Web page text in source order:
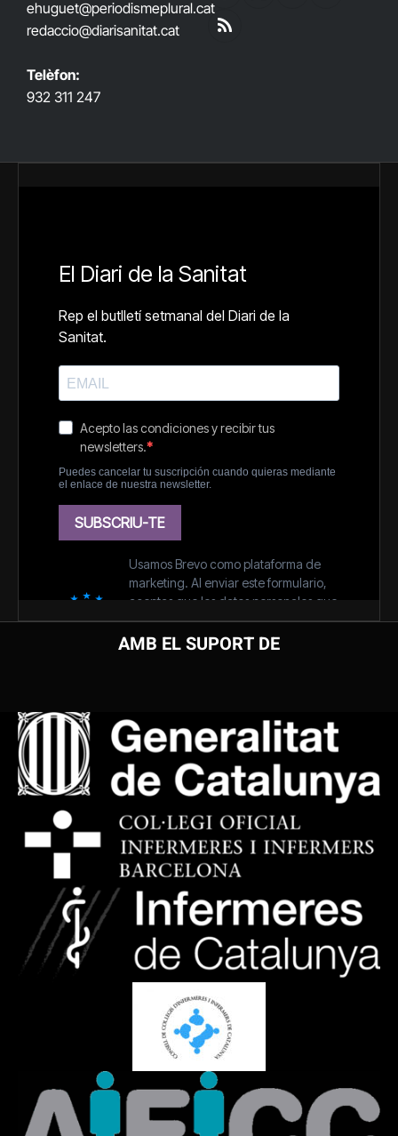
ehuguet@periodismeplural.cat
redaccio@diarisanitat.cat
Telèfon:
932 311 247
RSS
AMB EL SUPORT DE